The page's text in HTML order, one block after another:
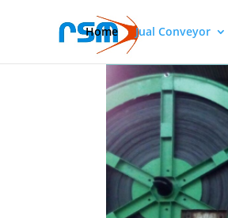
Home Jual Conveyor